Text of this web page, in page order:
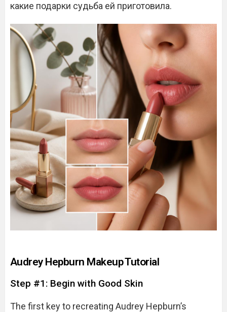
какие подарки судьба ей приготовила.
Audrey Hepburn Makeup Tutorial
Step #1: Begin with Good Skin
The first key to recreating Audrey Hepburn’s